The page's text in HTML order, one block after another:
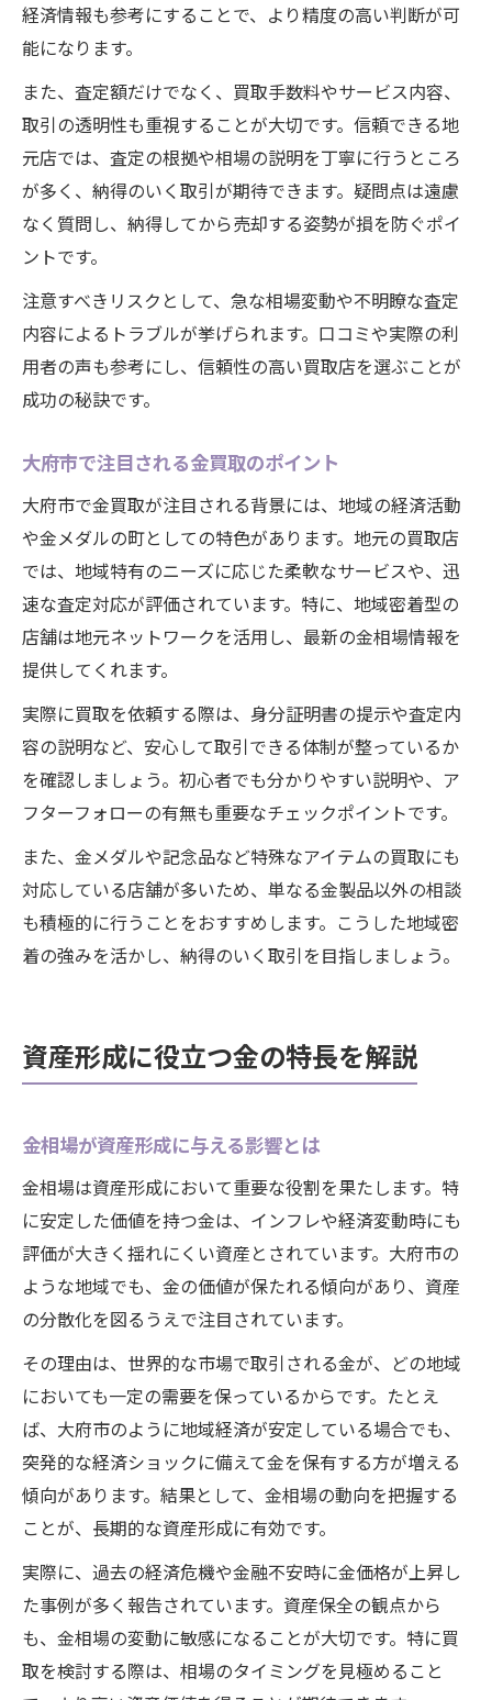
経済情報も参考にすることで、より精度の高い判断が可
能になります。
また、査定額だけでなく、買取手数料やサービス内容、
取引の透明性も重視することが大切です。信頼できる地
元店では、査定の根拠や相場の説明を丁寧に行うところ
が多く、納得のいく取引が期待できます。疑問点は遠慮
なく質問し、納得してから売却する姿勢が損を防ぐポイ
ントです。
注意すべきリスクとして、急な相場変動や不明瞭な査定
内容によるトラブルが挙げられます。口コミや実際の利
用者の声も参考にし、信頼性の高い買取店を選ぶことが
成功の秘訣です。
大府市で注目される金買取のポイント
大府市で金買取が注目される背景には、地域の経済活動
や金メダルの町としての特色があります。地元の買取店
では、地域特有のニーズに応じた柔軟なサービスや、迅
速な査定対応が評価されています。特に、地域密着型の
店舗は地元ネットワークを活用し、最新の金相場情報を
提供してくれます。
実際に買取を依頼する際は、身分証明書の提示や査定内
容の説明など、安心して取引できる体制が整っているか
を確認しましょう。初心者でも分かりやすい説明や、ア
フターフォローの有無も重要なチェックポイントです。
また、金メダルや記念品など特殊なアイテムの買取にも
対応している店舗が多いため、単なる金製品以外の相談
も積極的に行うことをおすすめします。こうした地域密
着の強みを活かし、納得のいく取引を目指しましょう。
資産形成に役立つ金の特長を解説
金相場が資産形成に与える影響とは
金相場は資産形成において重要な役割を果たします。特
に安定した価値を持つ金は、インフレや経済変動時にも
評価が大きく揺れにくい資産とされています。大府市の
ような地域でも、金の価値が保たれる傾向があり、資産
の分散化を図るうえで注目されています。
その理由は、世界的な市場で取引される金が、どの地域
においても一定の需要を保っているからです。たとえ
ば、大府市のように地域経済が安定している場合でも、
突発的な経済ショックに備えて金を保有する方が増える
傾向があります。結果として、金相場の動向を把握する
ことが、長期的な資産形成に有効です。
実際に、過去の経済危機や金融不安時に金価格が上昇し
た事例が多く報告されています。資産保全の観点から
も、金相場の変動に敏感になることが大切です。特に買
取を検討する際は、相場のタイミングを見極めること